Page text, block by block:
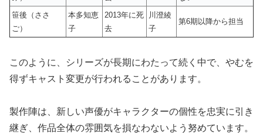
笹後（ささ
ご）
本多知恵
子
2013年に死
去
川澄綾
子
第6期以降から担当
このように、シリーズが長期にわたって続く中で、やむを
得ずキャスト変更が行われることがあります。
製作陣は、新しい声優がキャラクターの個性を忠実に引き
継ぎ、作品全体の雰囲気を損なわないよう努めています。